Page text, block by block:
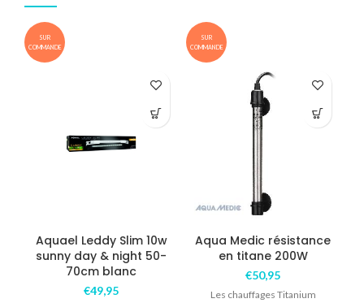
SUR
COMMANDE
Aquael Leddy Slim 10w
sunny day & night 50-
70cm blanc
€49,95
SUR
COMMANDE
Aqua Medic résistance
en titane 200W
€50,95
Les chauffages Titanium